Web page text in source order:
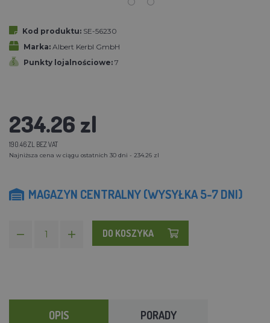
Kod produktu: SE-56230
Marka: Albert Kerbl GmbH
Punkty lojalnościowe: 7
234.26 zl
190.46 ZL BEZ VAT
Najniższa cena w ciągu ostatnich 30 dni - 234.26 zl
MAGAZYN CENTRALNY (WYSYŁKA 5-7 DNI)
DO KOSZYKA
OPIS PORADY